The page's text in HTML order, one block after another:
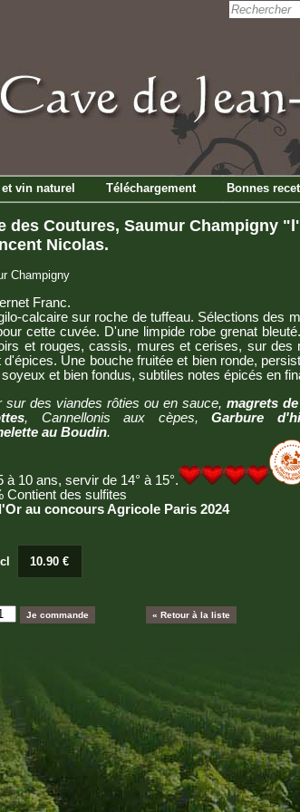
vin naturel Téléchargement Bonnes
des Coutures, Saumur Champigny
Nicolas.
Champigny
Franc.
calcaire sur roche de tuffeau. Sélections des
cette cuvée. D'une limpide robe grenat
et rouges, cassis, mures et cerises, sur des
d'épices. Une bouche fruitée et bien ronde,
et bien fondus, subtiles notes épicés en
sur des viandes rôties ou en sauce,magrets
, Cannellonis aux cèpes,Garbure
au Boudin.
à 10 ans, servir de 14° à 15°.
Contient des sulfites
au concours Agricole Paris 2024
10.90 €